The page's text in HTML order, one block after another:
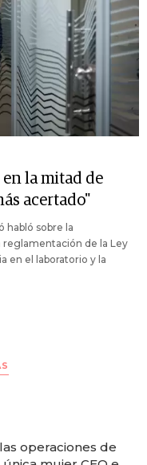
la mitad de
acertado"
habló sobre la
reglamentación de la Ley
en el laboratorio y la
operaciones de